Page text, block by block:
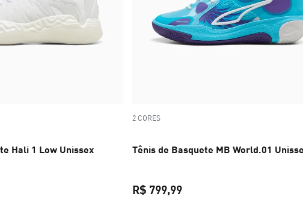
Hali 1 Low Unissex
2 CORES
Tênis de Basquete MB World.01
R$ 799,99